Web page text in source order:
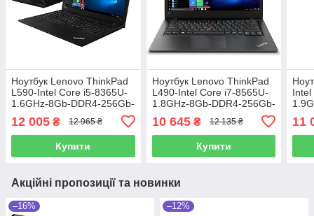
Ноутбук Lenovo ThinkPad
L590-Intel Core i5-8365U-
1.6GHz-8Gb-DDR4-256Gb-
SSD-W15.6-IPS-FHD-Web-
(B)- Б/В
12 005 ₴ 12 965 ₴
Купити
Ноутбук Lenovo ThinkPad
L490-Intel Core i7-8565U-
1.8GHz-8Gb-DDR4-256Gb-
SSD-W14-FHD-IPS-Web-
(B)- Б/В
10 645₴ 12 135 ₴
Купити
Intel
11
Акційні пропозиції та новинки
–16% –12%